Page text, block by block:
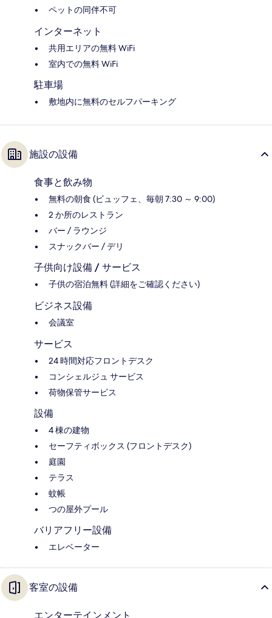
ペットの同伴不可
インターネット
共用エリアの無料 WiFi
室内での無料 WiFi
駐車場
敷地内に無料のセルフパーキング
施設の設備
食事と飲み物
無料の朝食 (ビュッフェ、毎朝 7:30 ～ 9:00)
2 か所のレストラン
バー / ラウンジ
スナックバー / デリ
子供向け設備 / サービス
子供の宿泊無料 (詳細をご確認ください)
ビジネス設備
会議室
サービス
24 時間対応フロントデスク
コンシェルジュ サービス
荷物保管サービス
設備
4 棟の建物
セーフティボックス (フロントデスク)
庭園
テラス
蚊帳
つの屋外プール
バリアフリー設備
エレベーター
客室の設備
エンターテインメント